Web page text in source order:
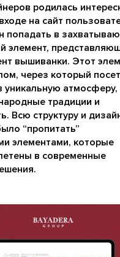
родилась
на сайт
попадать в
элемент,
вышиванки. Этот
через который
уникальную атмосферу,
традиции и
Всю структуру и
“пропитать”
элементами, которые
в современные